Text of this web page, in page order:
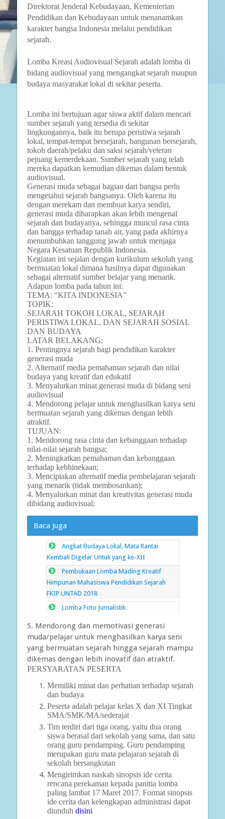
Direktorat Jenderal Kebudayaan, Kementerian
Pendidikan dan Kebudayaan untuk menanamkan
karakter bangsa Indonesia melalui pendidikan
sejarah.
Lomba Kreasi Audiovisual Sejarah adalah lomba di
bidang audiovisual yang mengangkat sejarah maupun
budaya masyarakat lokal di sekitar peserta.
Lomba ini bertujuan agar siswa aktif dalam mencari
sumber sejarah yang tersedia di sekitar
lingkungannya, baik itu berupa peristiwa sejarah
lokal, tempat-tempat bersejarah, bangunan bersejarah,
tokoh daerah/pelaku dan saksi sejarah/veteran
pejuang kemerdekaan. Sumber sejarah yang telah
mereka dapatkan kemudian dikemas dalam bentuk
audiovisual.
Generasi muda sebagai bagian dari bangsa perlu
mengetahui sejarah bangsanya. Oleh karena itu
dengan merekam dan membuat karya sendiri,
generasi muda diharapkan akan lebih mengenal
sejarah dan budayanya, sehingga muncul rasa cinta
dan bangga terhadap tanah air, yang pada akhirnya
menumbuhkan tanggung jawab untuk menjaga
Negara Kesatuan Republik Indonesia.
Kegiatan ini sejalan dengan kurikulum sekolah yang
bermuatan lokal dimana hasilnya dapat digunakan
sebagai alternatif sumber belajar yang menarik.
Adapun lomba pada tahun ini:
TEMA: “KITA INDONESIA”
TOPIK:
SEJARAH TOKOH LOKAL, SEJARAH
PERISTIWA LOKAL, DAN SEJARAH SOSIAL
DAN BUDAYA
LATAR BELAKANG:
1. Pentingnya sejarah bagi pendidikan karakter
generasi muda
2. Alternatif media pemahaman sejarah dan nilai
budaya yang kreatif dan edukatif
3. Menyalurkan minat generasi muda di bidang seni
audiovisual
4. Mendorong pelajar untuk menghasilkan karya seni
bermuatan sejarah yang dikemas dengan lebih
atraktif.
TUJUAN:
1. Mendorong rasa cinta dan kebanggaan terhadap
nilai-nilai sejarah bangsa;
2. Meningkatkan pemahaman dan kebanggaan
terhadap kebhinekaan;
3. Menciptakan alternatif media pembelajaran sejarah
yang menarik (tidak membosankan);
4. Menyalurkan minat dan kreativitas generasi muda
dibidang audiovisual;
Baca Juga
Angkat Budaya Lokal, Mata Rantai
Kembali Digelar Untuk yang ke-XII
Pembukaan Lomba Mading Kreatif
Himpunan Mahasiswa Pendidikan Sejarah
FKIP UNTAD 2018
Lomba Foto Jurnalistik
5. Mendorong dan memotivasi generasi
muda/pelajar untuk menghasilkan karya seni
yang bermuatan sejarah hingga sejarah mampu
dikemas dengan lebih inovatif dan atraktif.
PERSYARATAN PESERTA
Memiliki minat dan perhatian terhadap sejarah
dan budaya
Peserta adalah pelajar kelas X dan XI Tingkat
SMA/SMK/MA/sederajat
Tim terdiri dari tiga orang, yaitu dua orang
siswa berasal dari sekolah yang sama, dan satu
orang guru pendamping. Guru pendamping
merupakan guru mata pelajaran sejarah di
sekolah bersangkutan
Mengirimkan naskah sinopsis ide cerita
rencana perekaman kepada panitia lomba
paling lambat 17 Maret 2017. Format sinopsis
ide cerita dan kelengkapan administrasi dapat
diunduh disini